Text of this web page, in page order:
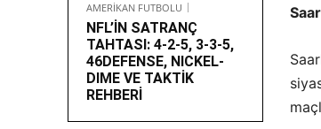
AMERİKAN FUTBOLU
NFL’İN SATRANÇ
TAHTASI: 4-2-5, 3-3-5,
46DEFENSE, NICKEL-
DIME VE TAKTİK
REHBERİ